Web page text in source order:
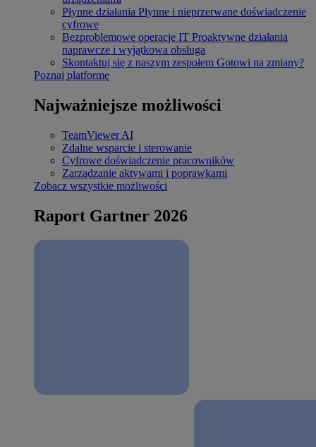
Płynne działania Płynne i nieprzerwane doświadczenie
cyfrowe
Bezproblemowe operacje IT Proaktywne działania
naprawcze i wyjątkowa obsługa
Skontaktuj się z naszym zespołem Gotowi na zmiany?
Poznaj platformę
Najważniejsze możliwości
TeamViewer AI
Zdalne wsparcie i sterowanie
Cyfrowe doświadczenie pracowników
Zarządzanie aktywami i poprawkami
Zobacz wszystkie możliwości
Raport Gartner 2026